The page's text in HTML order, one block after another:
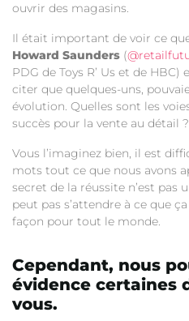
ouvrir des magasins.
Il était important de voir ce
Howard Saunders (
PDG de Toys R’ Us et de HBC)
citer que quelques-uns,
évolution. Quelles sont les
succès pour la vente au détail ?
Vous l’imaginez bien, il est
mots tout ce que nous avons
secret de la réussite n’est pas
peut pas s’attendre à ce que
façon pour tout le monde.
Cependant, nous
évidence certaines
vous.